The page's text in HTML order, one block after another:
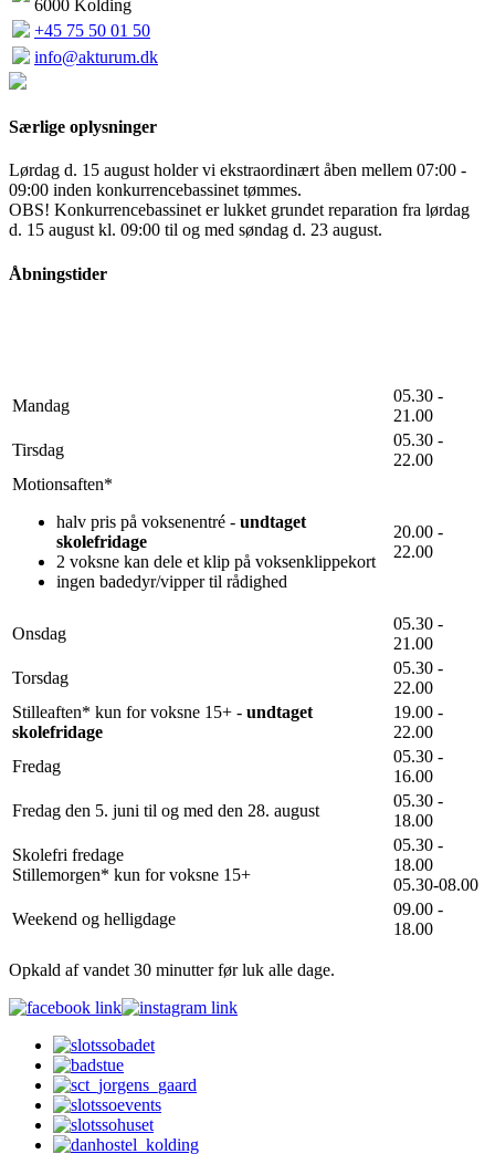
6000 Kolding
+45 75 50 01 50
info@akturum.dk
Særlige oplysninger
Lørdag d. 15 august holder vi ekstraordinært åben mellem 07:00 -
09:00 inden konkurrencebassinet tømmes.
OBS! Konkurrencebassinet er lukket grundet reparation fra lørdag
d. 15 august kl. 09:00 til og med søndag d. 23 august.
Åbningstider
Mandag
05.30 -
21.00
Tirsdag
05.30 -
22.00
Motionsaften*
halv pris på voksenentré - undtaget
skolefridage
2 voksne kan dele et klip på voksenklippekort
ingen badedyr/vipper til rådighed
20.00 -
22.00
Onsdag
05.30 -
21.00
Torsdag
05.30 -
22.00
Stilleaften* kun for voksne 15+ - undtaget
skolefridage
19.00 -
22.00
Fredag
05.30 -
16.00
Fredag den 5. juni til og med den 28. august
05.30 -
18.00
Skolefri fredage
Stillemorgen* kun for voksne 15+
05.30 -
18.00
05.30-08.00
Weekend og helligdage
09.00 -
18.00
Opkald af vandet 30 minutter før luk alle dage.